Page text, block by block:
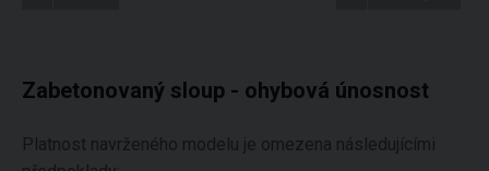
Zabetonovaný sloup - ohybová únosnost
Platnost navrženého modelu je omezena následujícími